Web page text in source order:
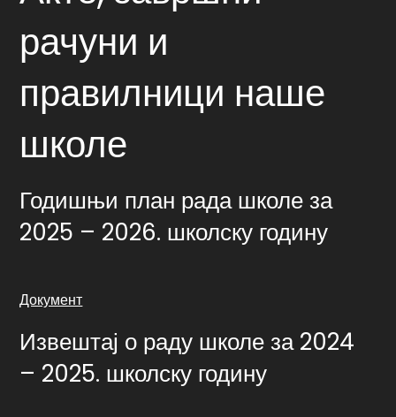
рачуни и
правилници наше
школе
Годишњи план рада школе за
2025 – 2026. школску годину
Документ
Извештај о раду школе за 2024
– 2025. школску годину